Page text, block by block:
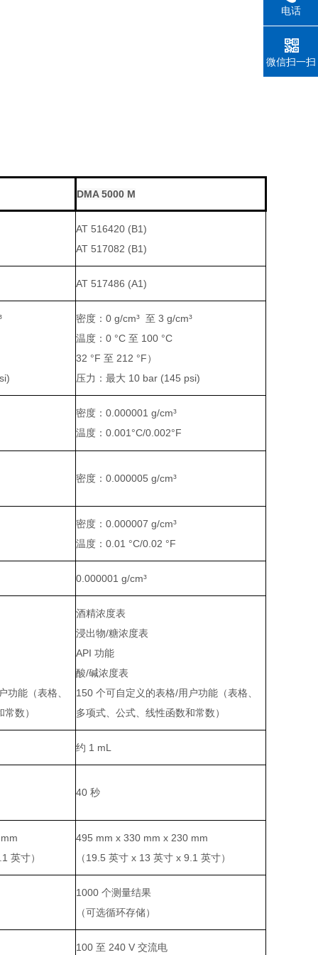
DMA 5000 M
AT 516420 (B1)
AT 517082 (B1)
AT 517486 (A1)
密度：0 g/cm³ 至 3 g/cm³
温度：0 °C 至 100 °C
32 °F 至 212 °F）
压力：最大 10 bar (145 psi)
密度：0.000001 g/cm³
温度：0.001°C/0.002°F
密度：0.000005 g/cm³
密度：0.000007 g/cm³
温度：0.01 °C/0.02 °F
0.000001 g/cm³
功能（表格、
数）
酒精浓度表
浸出物/糖浓度表
API 功能
酸/碱浓度表
150 个可自定义的表格/用户功能（表格、
多项式、公式、线性函数和常数）
约 1 mL
40 秒
英寸）
495 mm x 330 mm x 230 mm
（19.5 英寸 x 13 英寸 x 9.1 英寸）
1000 个测量结果
（可选循环存储）
100 至 240 V 交流电
电话
微信扫一扫